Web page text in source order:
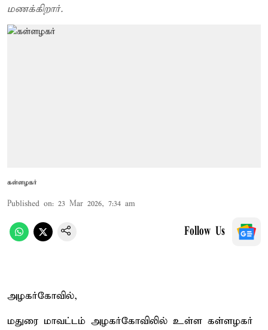
மணக்கிறார்.
கள்ளழகர்
Published on: 23 Mar 2026, 7:34 am
Follow Us
அழகர்கோவில்,
மதுரை மாவட்டம் அழகர்கோவிலில் உள்ள கள்ளழகர்